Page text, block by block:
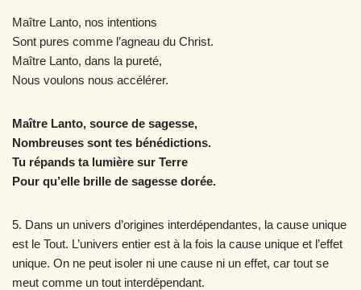
Maître Lanto, nos intentions
Sont pures comme l’agneau du Christ.
Maître Lanto, dans la pureté,
Nous voulons nous accélérer.
Maître Lanto, source de sagesse,
Nombreuses sont tes bénédictions.
Tu répands ta lumière sur Terre
Pour qu’elle brille de sagesse dorée.
5. Dans un univers d’origines interdépendantes, la cause unique
est le Tout. L’univers entier est à la fois la cause unique et l’effet
unique. On ne peut isoler ni une cause ni un effet, car tout se
meut comme un tout interdépendant.